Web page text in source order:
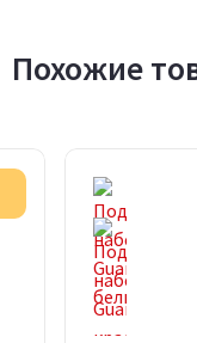
Похожие